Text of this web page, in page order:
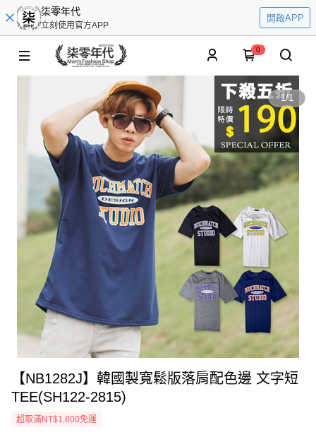
柒零年代
立刻使用官方APP
開啟APP
0
1/1
【NB1282J】韓國製寬鬆版落肩配色邊 文字短
TEE(SH122-2815)
超取滿NT$1,800免運